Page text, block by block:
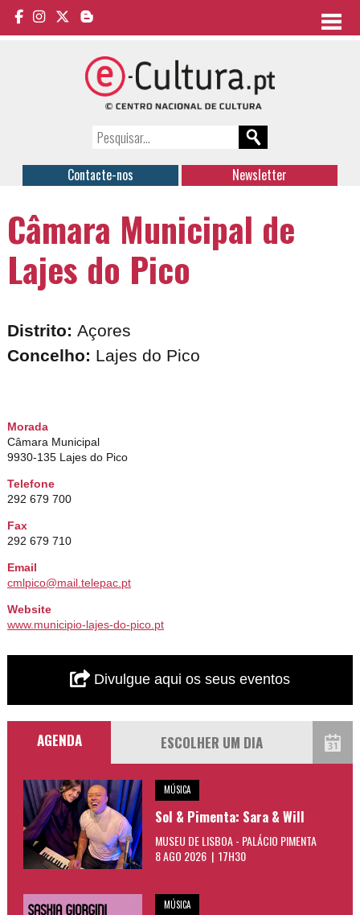
Contacte-nos Newsletter
Câmara Municipal de
Lajes do Pico
Distrito:Açores
Concelho: Lajes do Pico
Morada
Câmara Municipal
9930-135 Lajes do Pico
Telefone
292 679 700
Fax
292 679 710
Email
cmlpico@mail.telepac.pt
Website
www.municipio-lajes-do-pico.pt
Divulgue aqui os seus eventos
AGENDA
MÚSICA
Sol & Pimenta: Sara & Will
MUSEU DE LISBOA - PALÁCIO PIMENTA
8 AGO 2026 | 17H30
MÚSICA